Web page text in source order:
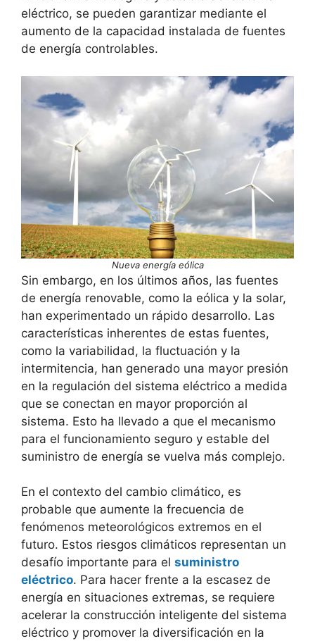
eléctrico, se pueden garantizar mediante el
aumento de la capacidad instalada de fuentes
de energía controlables.
Nueva energía eólica
Sin embargo, en los últimos años, las fuentes
de energía renovable, como la eólica y la solar,
han experimentado un rápido desarrollo. Las
características inherentes de estas fuentes,
como la variabilidad, la fluctuación y la
intermitencia, han generado una mayor presión
en la regulación del sistema eléctrico a medida
que se conectan en mayor proporción al
sistema. Esto ha llevado a que el mecanismo
para el funcionamiento seguro y estable del
suministro de energía se vuelva más complejo.
En el contexto del cambio climático, es
probable que aumente la frecuencia de
fenómenos meteorológicos extremos en el
futuro. Estos riesgos climáticos representan un
desafío importante para el suministro
eléctrico. Para hacer frente a la escasez de
energía en situaciones extremas, se requiere
acelerar la construcción inteligente del sistema
eléctrico y promover la diversificación en la